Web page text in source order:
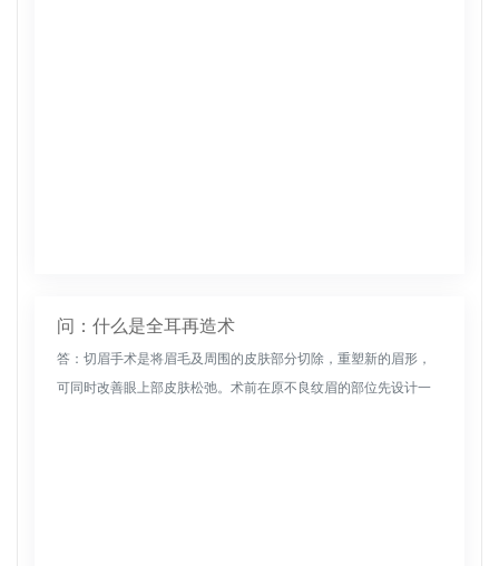
问：什么是全耳再造术
答：切眉手术是将眉毛及周围的皮肤部分切除，重塑新的眉形，
可同时改善眼上部皮肤松弛。术前在原不良纹眉的部位先设计一